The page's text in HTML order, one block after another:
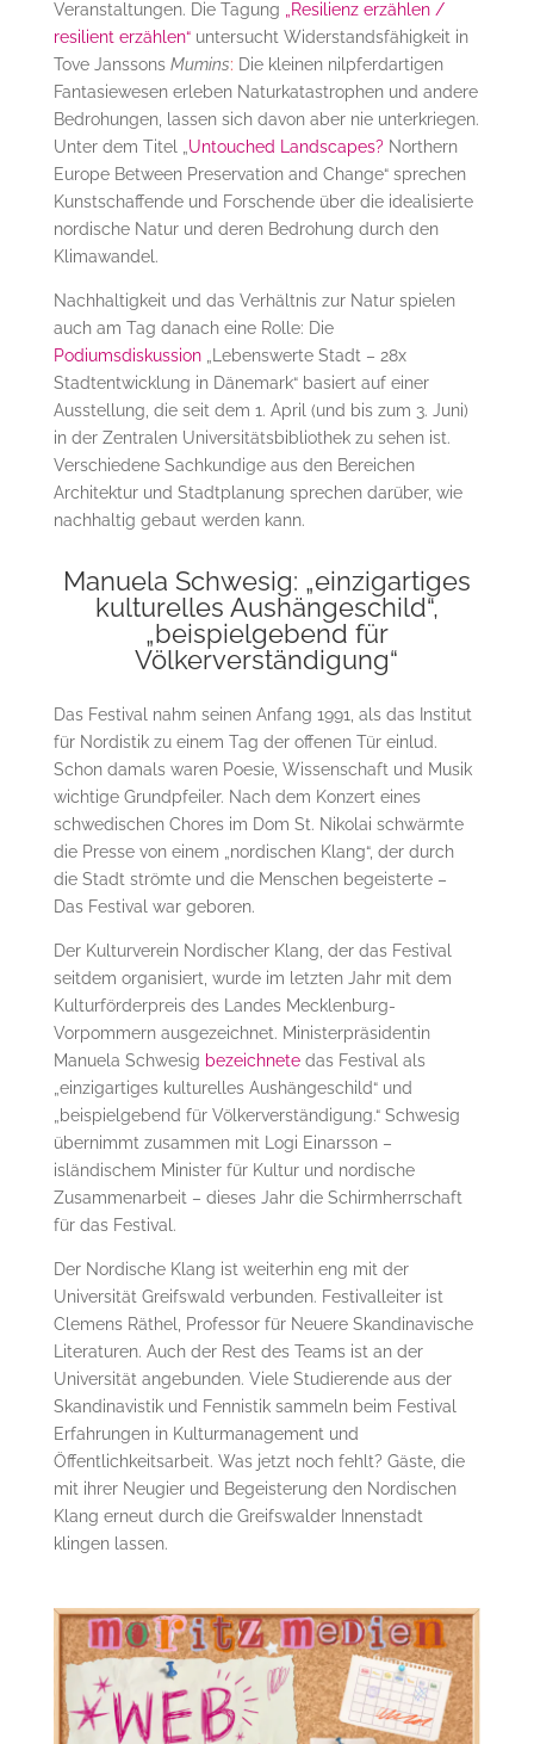
Veranstaltungen. Die Tagung
„Resilienz erzählen /
resilient erzählen“untersucht Widerstandsfähigkeit in
Tove Janssons Mumins: Die kleinen nilpferdartigen
Fantasiewesen erleben Naturkatastrophen und andere
Bedrohungen, lassen sich davon aber nie unterkriegen.
Unter dem Titel „ Untouched Landscapes? Northern
Europe Between Preservation and Change“ sprechen
Kunstschaffende und Forschende über die idealisierte
nordische Natur und deren Bedrohung durch den
Klimawandel.
Nachhaltigkeit und das Verhältnis zur Natur spielen
auch am Tag danach eine Rolle: Die
Podiumsdiskussion„Lebenswerte Stadt – 28x
Stadtentwicklung in Dänemark“ basiert auf einer
Ausstellung, die seit dem 1. April (und bis zum 3. Juni)
in der Zentralen Universitätsbibliothek zu sehen ist.
Verschiedene Sachkundige aus den Bereichen
Architektur und Stadtplanung sprechen darüber, wie
nachhaltig gebaut werden kann.
Manuela Schwesig: „einzigartiges
kulturelles Aushängeschild“,
„beispielgebend für
Völkerverständigung“
Das Festival nahm seinen Anfang 1991, als das Institut
für Nordistik zu einem Tag der offenen Tür einlud.
Schon damals waren Poesie, Wissenschaft und Musik
wichtige Grundpfeiler. Nach dem Konzert eines
schwedischen Chores im Dom St. Nikolai schwärmte
die Presse von einem „nordischen Klang“, der durch
die Stadt strömte und die Menschen begeisterte –
Das Festival war geboren.
Der Kulturverein Nordischer Klang, der das Festival
seitdem organisiert, wurde im letzten Jahr mit dem
Kulturförderpreis des Landes Mecklenburg-
Vorpommern ausgezeichnet. Ministerpräsidentin
Manuela Schwesig bezeichnetedas Festival als
„einzigartiges kulturelles Aushängeschild“ und
„beispielgebend für Völkerverständigung.“ Schwesig
übernimmt zusammen mit Logi Einarsson –
isländischem Minister für Kultur und nordische
Zusammenarbeit – dieses Jahr die Schirmherrschaft
für das Festival.
Der Nordische Klang ist weiterhin eng mit der
Universität Greifswald verbunden. Festivalleiter ist
Clemens Räthel, Professor für Neuere Skandinavische
Literaturen. Auch der Rest des Teams ist an der
Universität angebunden. Viele Studierende aus der
Skandinavistik und Fennistik sammeln beim Festival
Erfahrungen in Kulturmanagement und
Öffentlichkeitsarbeit. Was jetzt noch fehlt? Gäste, die
mit ihrer Neugier und Begeisterung den Nordischen
Klang erneut durch die Greifswalder Innenstadt
klingen lassen.